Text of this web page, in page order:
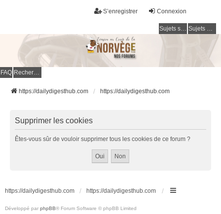
Connexion
S’enregistrer
Sujets sans réponse Sujets actifs
FAQ Rechercher
https://dailydigesthub.com https://dailydigesthub.com
Supprimer les cookies
Êtes-vous sûr de vouloir supprimer tous les cookies de ce forum ?
https://dailydigesthub.com https://dailydigesthub.com
Développé par phpBB® Forum Software © phpBB Limited